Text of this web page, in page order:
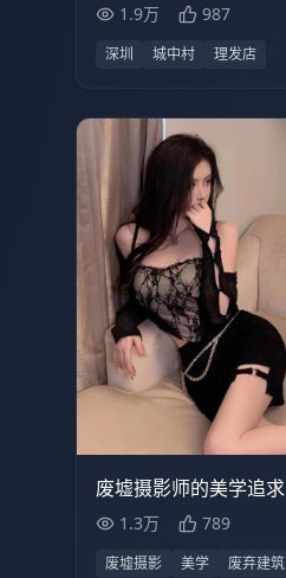
1.9万 987
深圳 城中村 理发店
废墟摄影师的美学追求
1.3万 789
废墟摄影 美学 废弃建筑